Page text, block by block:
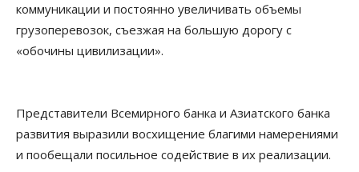
коммуникации и постоянно увеличивать объемы
грузоперевозок, съезжая на большую дорогу с
«обочины цивилизации».
Представители Всемирного банка и Азиатского банка
развития выразили восхищение благими намерениями
и пообещали посильное содействие в их реализации.